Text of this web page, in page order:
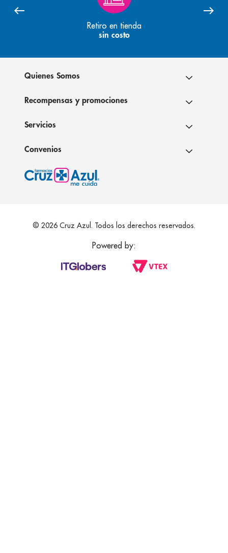
Retiro en tienda
sin costo
Quienes Somos
Recompensas y promociones
Servicios
Convenios
© 2026 Cruz Azul. Todos los derechos reservados.
Powered by: